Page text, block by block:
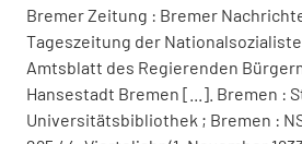
Bremer Zeitung : Bremer
Tageszeitung der
Amtsblatt des Regierenden
Hansestadt Bremen [...]. Bremen :
Universitätsbibliothek ; Bremen :